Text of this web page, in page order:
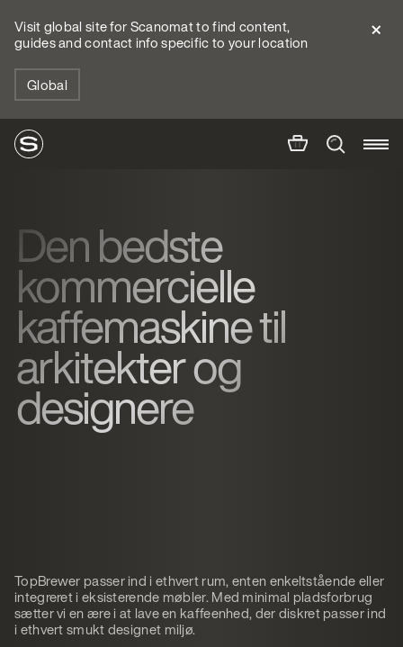
Visit global site for Scanomat to find content,
guides and contact info specific to your location
Global
Den bedste
kommercielle
kaffemaskine til
arkitekter og
designere
TopBrewer passer ind i ethvert rum, enten enkeltstående eller
integreret i eksisterende møbler. Med minimal pladsforbrug
sætter vi en ære i at lave en kaffeenhed, der diskret passer ind
i ethvert smukt designet miljø.